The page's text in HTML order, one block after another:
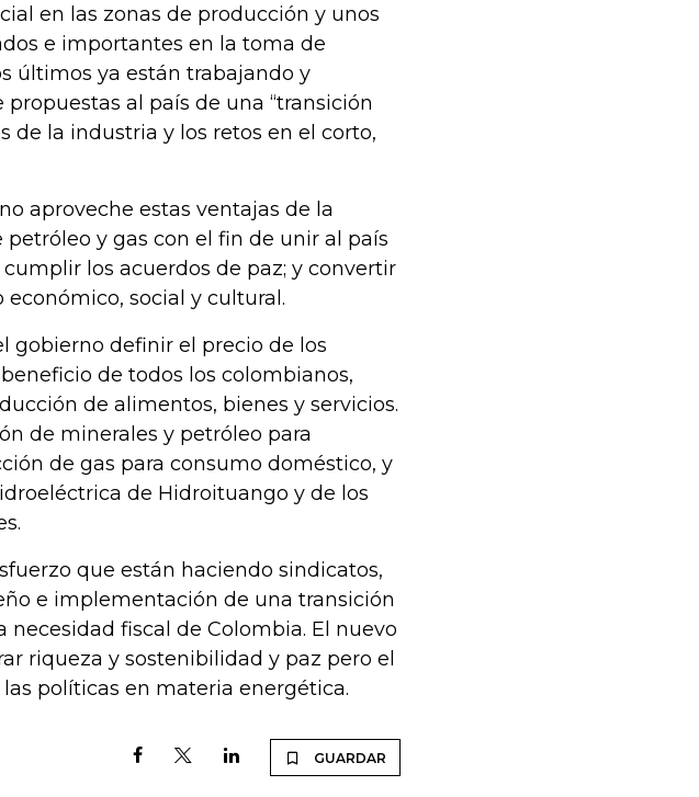
en las zonas de producción y unos
e importantes en la toma de
últimos ya están trabajando y
al país de una “transición
de la industria y los retos en el corto,
aproveche estas ventajas de la
y gas con el fin de unir al país
los acuerdos de paz; y convertir
social y cultural.
gobierno definir el precio de los
de todos los colombianos,
de alimentos, bienes y servicios.
de minerales y petróleo para
de gas para consumo doméstico, y
de Hidroituango y de los
que están haciendo sindicatos,
e implementación de una transición
fiscal de Colombia. El nuevo
riqueza y sostenibilidad y paz pero el
políticas en materia energética.
GUARDAR